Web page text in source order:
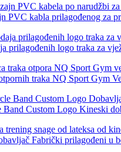
PVC kabla prilagođenog za
prilagođenih logo traka za
traka NQ Sport Gym
Custom Logo Kineski
Fabrički prilagođeni u